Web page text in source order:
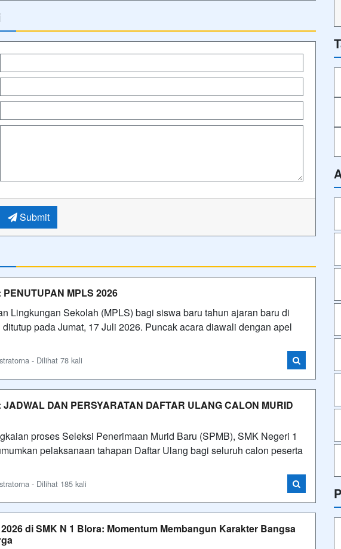
Submit
MPLS 2026
Lingkungan Sekolah (MPLS) bagi siswa baru tahun ajaran baru di
pada Jumat, 17 Juli 2026. Puncak acara diawali dengan apel
- Dilihat 78 kali
DAN PERSYARATAN DAFTAR ULANG CALON MURID
proses Seleksi Penerimaan Murid Baru (SPMB), SMK Negeri 1
pelaksanaan tahapan Daftar Ulang bagi seluruh calon peserta
- Dilihat 185 kali
di SMK N 1 Blora: Momentum Membangun Karakter Bangsa